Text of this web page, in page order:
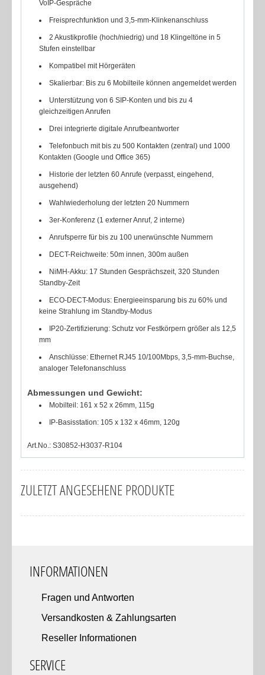
VoIP-Gespräche
Freisprechfunktion und 3,5-mm-Klinkenanschluss
2 Akustikprofile (hoch/niedrig) und 18 Klingeltöne in 5
Stufen einstellbar
Kompatibel mit Hörgeräten
Skalierbar: Bis zu 6 Mobilteile können angemeldet werden
Unterstützung von 6 SIP-Konten und bis zu 4
gleichzeitigen Anrufen
Drei integrierte digitale Anrufbeantworter
Telefonbuch mit bis zu 500 Kontakten (zentral) und 1000
Kontakten (Google und Office 365)
Historie der letzten 60 Anrufe (verpasst, eingehend,
ausgehend)
Wahlwiederholung der letzten 20 Nummern
3er-Konferenz (1 externer Anruf, 2 interne)
Anrufsperre für bis zu 100 unerwünschte Nummern
DECT-Reichweite: 50m innen, 300m außen
NiMH-Akku: 17 Stunden Gesprächszeit, 320 Stunden
Standby-Zeit
ECO-DECT-Modus: Energieeinsparung bis zu 60% und
keine Strahlung im Standby-Modus
IP20-Zertifizierung: Schutz vor Festkörpern größer als 12,5
mm
Anschlüsse: Ethernet RJ45 10/100Mbps, 3,5-mm-Buchse,
analoger Telefonanschluss
Abmessungen und Gewicht:
Mobilteil: 161 x 52 x 26mm, 115g
IP-Basisstation: 105 x 132 x 46mm, 120g
Art.No.: S30852-H3037-R104
ZULETZT ANGESEHENE PRODUKTE
INFORMATIONEN
Fragen und Antworten
Versandkosten & Zahlungsarten
Reseller Informationen
SERVICE